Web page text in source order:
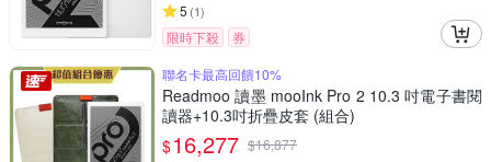
5 (1)
限時下殺
券
聯名卡最高回饋10%
Readmoo 讀墨 mooInk Pro 2 10.3 吋電子書閱
讀器+10.3吋折疊皮套 (組合)
$16,277 $16,877